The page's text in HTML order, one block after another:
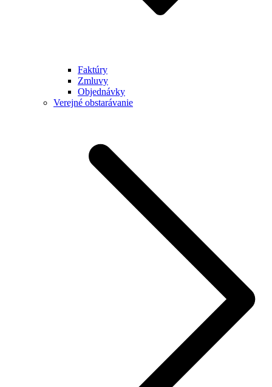
Faktúry
Zmluvy
Objednávky
Verejné obstarávanie